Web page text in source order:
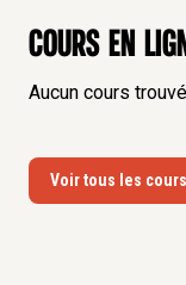
CONFERENCES
2008 DOCTORAT
Lorraine)
Cours en
Aucun cours trouvé
Voir tous les